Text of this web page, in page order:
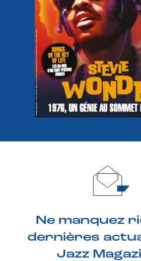
Ne manquez
dernières
Jazz